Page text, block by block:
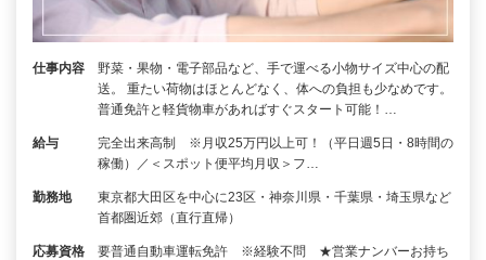
仕事内容
野菜・果物・電子部品など、手で運べる小物サイズ中心の配
送。 重たい荷物はほとんどなく、体への負担も少なめです。
普通免許と軽貨物車があればすぐスタート可能！…
給与
完全出来高制 ※月収25万円以上可！（平日週5日・8時間の
稼働）／＜スポット便平均月収＞フ…
勤務地
東京都大田区を中心に23区・神奈川県・千葉県・埼玉県など
首都圏近郊（直行直帰）
応募資格
要普通自動車運転免許 ※経験不問 ★営業ナンバーお持ち